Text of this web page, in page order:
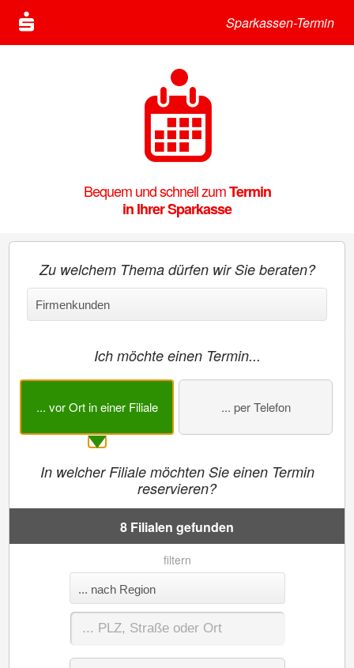
Sparkassen-Termin
Bequem und schnell zumTermin
in Ihrer Sparkasse
Zu welchem Thema dürfen wir Sie beraten?
Ich möchte einen Termin...
... vor Ort in einer Filiale ... per Telefon
In welcher Filiale möchten Sie einen Termin
reservieren?
8 Filialen gefunden
filtern